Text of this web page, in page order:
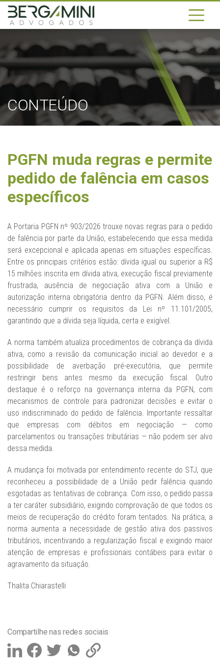
CONTEÚDO
PGFN muda regras e permite
pedido de falência em casos
específicos
A Portaria PGFN nº 903/2026 trouxe novas regras para o pedido
de falência por parte da União, estabelecendo que essa medida
será excepcional e aplicada apenas em situações específicas.
Entre os principais critérios estão: dívida igual ou superior a R$
15 milhões inscrita em dívida ativa, execução fiscal previamente
frustrada, ausência de negociação ativa com a União e
autorização interna obrigatória dentro da PGFN. Além disso, é
necessário cumprir os requisitos da Lei nº 11.101/2005,
garantindo que a dívida seja líquida, certa e exigível.
A norma também atualiza procedimentos de cobrança da dívida
ativa, como a revisão da comunicação inicial ao devedor e a
possibilidade de averbação pré-executória, que permite
restringir bens antes mesmo da execução fiscal. Outro
destaque é o reforço na governança interna da PGFN, com
mecanismos de controle para padronizar decisões e evitar o
uso indiscriminado do pedido de falência. Importante ressaltar
que empresas com débitos em negociação — como
parcelamentos ou transações tributárias — não podem ser alvo
dessa medida.
A mudança foi motivada por entendimento recente do STJ, que
reconheceu a possibilidade de a União pedir falência quando
esgotadas as tentativas de cobrança. Com isso, o pedido passa
a ter caráter subsidiário, exigindo comprovação de que todos os
meios de recuperação do crédito foram tentados. Na prática, a
norma aumenta a necessidade de gestão ativa dos passivos
tributários, incentivando a regularização fiscal e exigindo maior
atenção de empresas e profissionais contábeis para evitar o
agravamento da situação.
Thalita Chiarastelli
Compartilhe nas redes sociais